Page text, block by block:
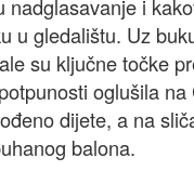
nadglasavanje i
u gledalištu. Uz
su ključne točke
oglušila na
dijete, a na
balona.